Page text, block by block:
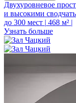
Двухуровневое
и высокими
до 300 мест | 468 м² |
Узнать больше